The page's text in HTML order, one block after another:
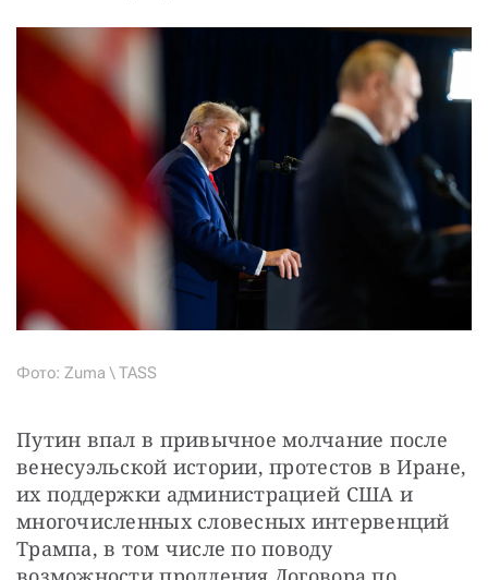
Фото: Zuma \ TASS
Путин впал в привычное молчание после
венесуэльской истории, протестов в Иране,
их поддержки администрацией США и
многочисленных словесных интервенций
Трампа, в том числе по поводу